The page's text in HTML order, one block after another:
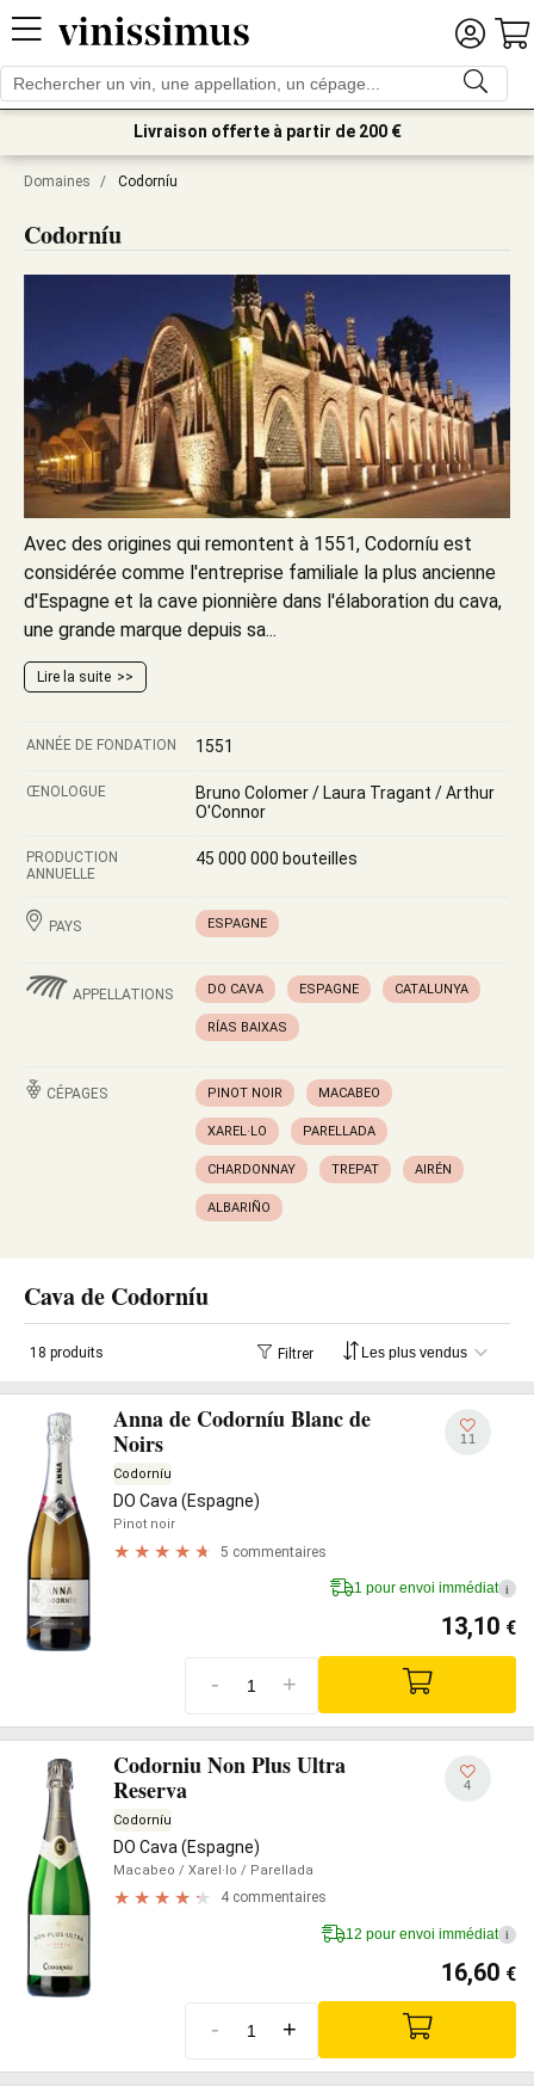
Livraison offerte à partir de 200 €
Domaines / Codorníu
Codorníu
Avec des origines qui remontent à 1551, Codorníu est
considérée comme l'entreprise familiale la plus ancienne
d'Espagne et la cave pionnière dans l'élaboration du cava,
une grande marque depuis sa...
Lire la suite
ANNÉE DE FONDATION 1551
ŒNOLOGUE
Bruno Colomer / Laura Tragant / Arthur
O'Connor
PRODUCTION
ANNUELLE
45 000 000 bouteilles
PAYS ESPAGNE
APPELLATIONS DO CAVA ESPAGNE CATALUNYA
RÍAS BAIXAS
CÉPAGES PINOT NOIR MACABEO
XAREL·LO PARELLADA
CHARDONNAY TREPAT AIRÉN
ALBARIÑO
Cava de Codorníu
18 produits Filtrer
Anna de Codorníu Blanc de
Noirs
Codorníu
DO Cava (Espagne)
Pinot noir
5 commentaires
11
1 pour envoi immédiat i
13,10 €
- +
Codorniu Non Plus Ultra
Reserva
Codorníu
DO Cava (Espagne)
Macabeo / Xarel·lo / Parellada
4 commentaires
4
12 pour envoi immédiat i
16,60 €
- +